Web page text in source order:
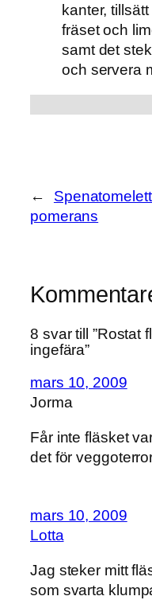
kanter,
fräset och
samt det
och servera
←
pomerans
8 svar till ”Rostat
ingefära”
mars 10, 2009
Jorma
Får inte fläsket
det för
mars 10, 2009
Lotta
Jag steker mitt
som svarta